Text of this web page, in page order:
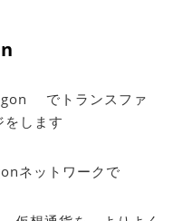
でトランスファ
します
ネットワークで